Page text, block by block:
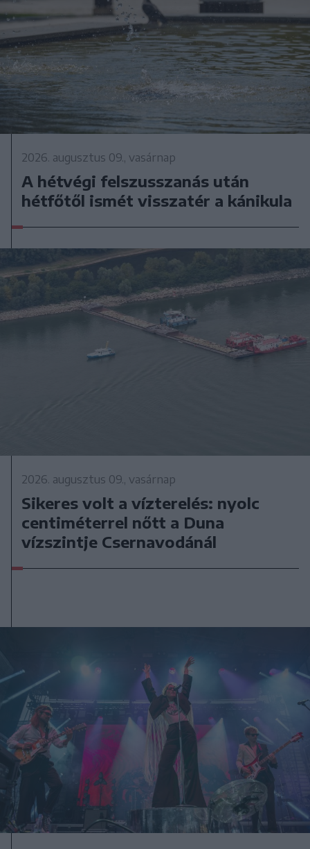
2026. augusztus 09., vasárnap
A hétvégi felszusszanás után
hétfőtől ismét visszatér a kánikula
2026. augusztus 09., vasárnap
Sikeres volt a vízterelés: nyolc
centiméterrel nőtt a Duna
vízszintje Csernavodánál